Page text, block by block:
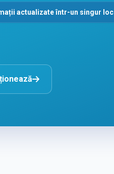
actualizate într-un singur loc